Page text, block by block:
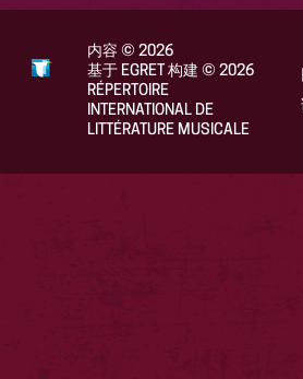
内容 © 2026
基于 EGRET 构建 © 2026
RÉPERTOIRE
INTERNATIONAL DE
LITTÉRATURE MUSICALE